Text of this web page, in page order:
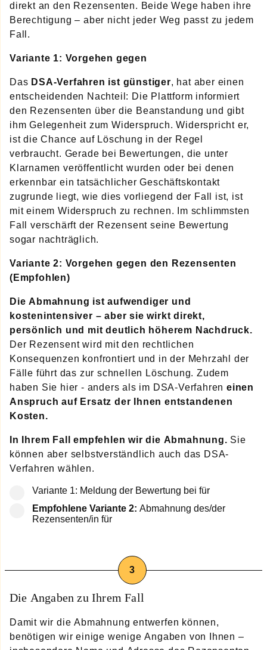
direkt an den Rezensenten. Beide Wege haben ihre
Berechtigung – aber nicht jeder Weg passt zu jedem
Fall.
Variante 1: Vorgehen gegen
Das DSA-Verfahren ist günstiger, hat aber einen
entscheidenden Nachteil: Die Plattform informiert
den Rezensenten über die Beanstandung und gibt
ihm Gelegenheit zum Widerspruch. Widerspricht er,
ist die Chance auf Löschung in der Regel
verbraucht. Gerade bei Bewertungen, die unter
Klarnamen veröffentlicht wurden oder bei denen
erkennbar ein tatsächlicher Geschäftskontakt
zugrunde liegt, wie dies vorliegend der Fall ist, ist
mit einem Widerspruch zu rechnen. Im schlimmsten
Fall verschärft der Rezensent seine Bewertung
sogar nachträglich.
Variante 2: Vorgehen gegen den Rezensenten
(Empfohlen)
Die Abmahnung ist aufwendiger und
kostenintensiver – aber sie wirkt direkt,
persönlich und mit deutlich höherem Nachdruck.
Der Rezensent wird mit den rechtlichen
Konsequenzen konfrontiert und in der Mehrzahl der
Fälle führt das zur schnellen Löschung. Zudem
haben Sie hier - anders als im DSA-Verfahren einen
Anspruch auf Ersatz der Ihnen entstandenen
Kosten.
In Ihrem Fall empfehlen wir die Abmahnung. Sie
können aber selbstverständlich auch das DSA-
Verfahren wählen.
Variante 1: Meldung der Bewertung bei für
Empfohlene Variante 2: Abmahnung des/der
Rezensenten/in für
Die Angaben zu Ihrem Fall
Damit wir die Abmahnung entwerfen können,
benötigen wir einige wenige Angaben von Ihnen –